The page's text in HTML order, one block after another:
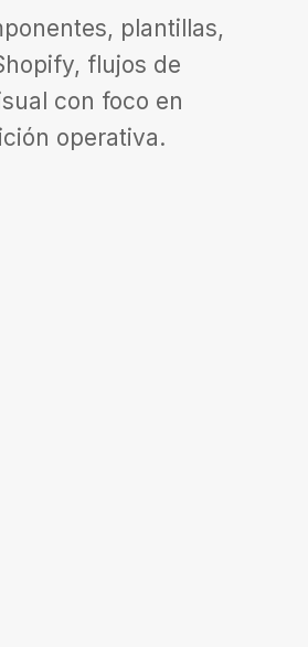
plantillas,
flujos de
con foco en
operativa.